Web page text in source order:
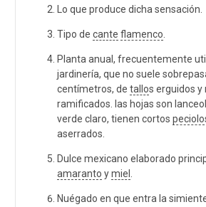
Lo que produce dicha sensación.
Tipo de cante flamenco
Planta anual, frecuentemente
jardinería, que no suele
centímetros, de tallos erguidos
ramificados. las hojas son
verde claro, tienen cortos peciolo
aserrados.
Dulce mexicano elaborado
amaranto ymiel
Nuégado en que entra la